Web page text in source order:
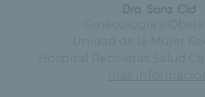
Dra. Sanz Cid
Ginecología y
Unidad de la Mujer
Hospital Recoletas Salud
más información